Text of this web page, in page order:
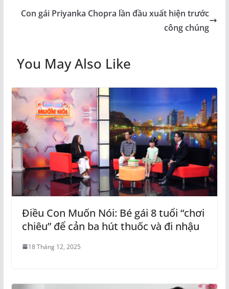
Con gái Priyanka Chopra lần đầu xuất hiện trước
công chúng
You May Also Like
Điều Con Muốn Nói: Bé gái 8 tuổi “chơi
chiêu” để cản ba hút thuốc và đi nhậu
18 Tháng 12, 2025